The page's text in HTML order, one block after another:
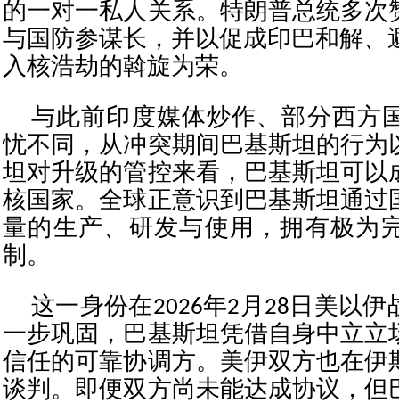
的一对一私人关系。特朗普总统多次
与国防参谋长，并以促成印巴和解、
入核浩劫的斡旋为荣。
与此前印度媒体炒作、部分西方
忧不同，从冲突期间巴基斯坦的行为
坦对升级的管控来看，巴基斯坦可以
核国家。全球正意识到巴基斯坦通过
量的生产、研发与使用，拥有极为
制。
这一身份在2026年2月28日美以伊
一步巩固，巴基斯坦凭借自身中立立
信任的可靠协调方。美伊双方也在伊
谈判。即便双方尚未能达成协议，但